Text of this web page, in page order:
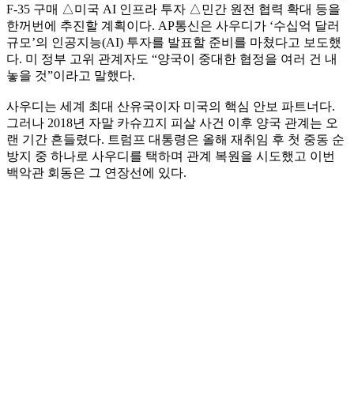
F-35 구매 △미국 AI 인프라 투자 △민간 원전 협력 확대 등을
한꺼번에 추진할 계획이다. AP통신은 사우디가 ‘수십억 달러
규모’의 인공지능(AI) 투자를 발표할 준비를 마쳤다고 보도했
다. 미 정부 고위 관계자도 “양국이 중대한 협정을 여러 건 내
놓을 것”이라고 말했다.
사우디는 세계 최대 산유국이자 미국의 핵심 안보 파트너다.
그러나 2018년 자말 카슈끄지 피살 사건 이후 양국 관계는 오
랜 기간 흔들렸다. 트럼프 대통령은 올해 재취임 후 첫 중동 순
방지 중 하나로 사우디를 택하며 관계 복원을 시도했고 이번
백악관 회동은 그 연장선에 있다.